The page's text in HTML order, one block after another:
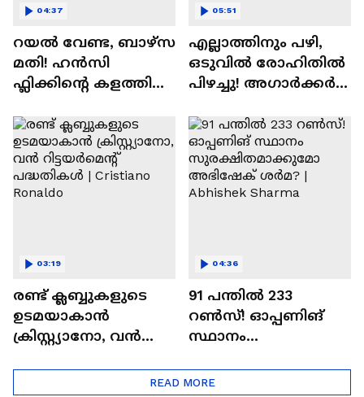
റയല്‍ വേണ്ട, ബാഴ്‌സ
മതി! ഹൻസി
ഫ്ലിക്കിന്റെ കളത്തില്‍
Rodri | Barcelona
04:37
എല്ലാത്തിനും പഴി,
ഒടുവില്‍ രോഹിതില്‍
പിഴച്ചു! അഗാര്‍ക്കർ
വിപ്ലവകാരിയോ? |
Ajit Agarkar
05:51
രണ്ട്‌ ക്ലബ്ബുകളുടെ
ഉടമയാകാന്‍
ക്രിസ്റ്റ്യാനോ, വന്‍
പദ്ധതികള്‍ | Cristiano
03:19
91 പന്തില്‍ 233
റണ്‍സ്! ഓപ്പണിങ്
സ്ഥാനം
അഭിഷേക് ശർമ? |
04:36
READ MORE